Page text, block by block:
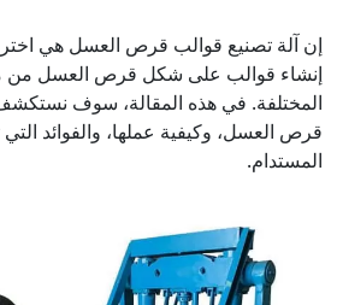
إن آلة تصنيع قوالب قرص العسل هي
إنشاء قوالب على شكل قرص العسل من
المختلفة. في هذه المقالة، سوف
قرص العسل، وكيفية عملها، والفوائد التي
المستدام.